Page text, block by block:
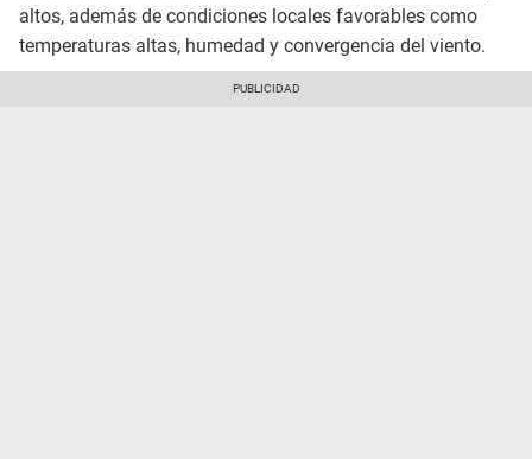
altos, además de condiciones locales favorables como
temperaturas altas, humedad y convergencia del viento.